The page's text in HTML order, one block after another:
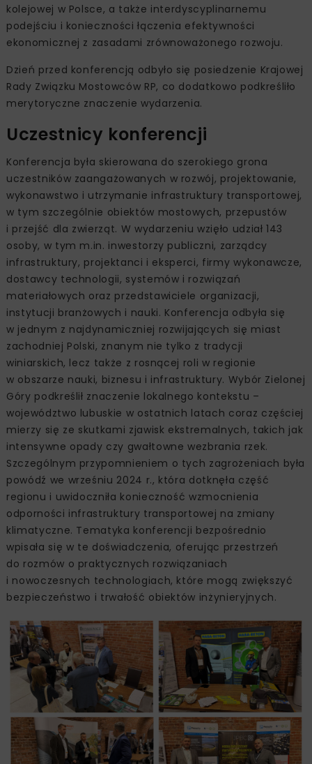
kolejowej w Polsce, a także interdyscyplinarnemu
podejściu i konieczności łączenia efektywności
ekonomicznej z zasadami zrównoważonego rozwoju.
Dzień przed konferencją odbyło się posiedzenie Krajowej
Rady Związku Mostowców RP, co dodatkowo podkreśliło
merytoryczne znaczenie wydarzenia.
Uczestnicy konferencji
Konferencja była skierowana do szerokiego grona
uczestników zaangażowanych w rozwój, projektowanie,
wykonawstwo i utrzymanie infrastruktury transportowej,
w tym szczególnie obiektów mostowych, przepustów
i przejść dla zwierząt. W wydarzeniu wzięło udział 143
osoby, w tym m.in. inwestorzy publiczni, zarządcy
infrastruktury, projektanci i eksperci, firmy wykonawcze,
dostawcy technologii, systemów i rozwiązań
materiałowych oraz przedstawiciele organizacji,
instytucji branżowych i nauki. Konferencja odbyła się
w jednym z najdynamiczniej rozwijających się miast
zachodniej Polski, znanym nie tylko z tradycji
winiarskich, lecz także z rosnącej roli w regionie
w obszarze nauki, biznesu i infrastruktury. Wybór Zielonej
Góry podkreślił znaczenie lokalnego kontekstu –
województwo lubuskie w ostatnich latach coraz częściej
mierzy się ze skutkami zjawisk ekstremalnych, takich jak
intensywne opady czy gwałtowne wezbrania rzek.
Szczególnym przypomnieniem o tych zagrożeniach była
powódź we wrześniu 2024 r., która dotknęła część
regionu i uwidoczniła konieczność wzmocnienia
odporności infrastruktury transportowej na zmiany
klimatyczne. Tematyka konferencji bezpośrednio
wpisała się w te doświadczenia, oferując przestrzeń
do rozmów o praktycznych rozwiązaniach
i nowoczesnych technologiach, które mogą zwiększyć
bezpieczeństwo i trwałość obiektów inżynieryjnych.